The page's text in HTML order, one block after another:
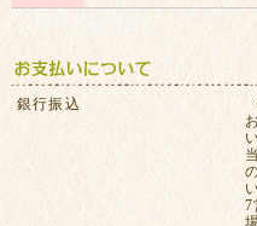
※赤字は休業日です
銀行振込
7